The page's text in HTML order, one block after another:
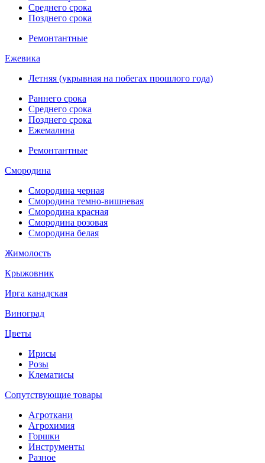
Среднего срока
Позднего срока
Ремонтантные
Ежевика
Летняя (укрывная на побегах прошлого года)
Раннего срока
Среднего срока
Позднего срока
Ежемалина
Ремонтантные
Смородина
Смородина черная
Смородина темно-вишневая
Смородина красная
Смородина розовая
Смородина белая
Жимолость
Крыжовник
Ирга канадская
Виноград
Цветы
Ирисы
Розы
Клематисы
Сопутствующие товары
Агроткани
Агрохимия
Горшки
Инструменты
Разное